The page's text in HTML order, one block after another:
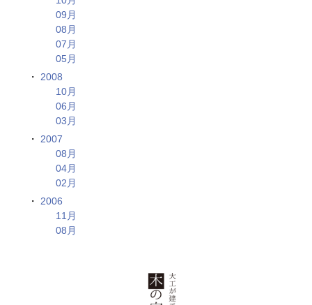
09月
08月
07月
05月
2008
10月
06月
03月
2007
08月
04月
02月
2006
11月
08月